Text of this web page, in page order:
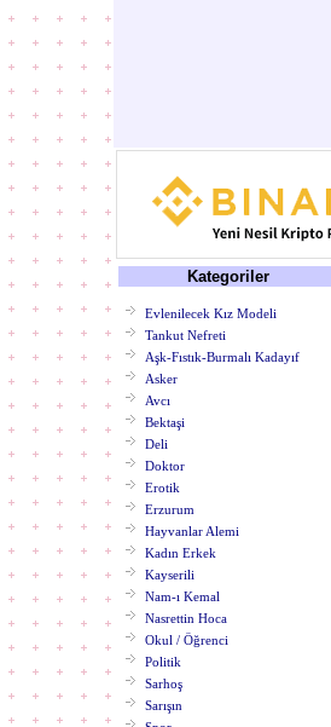
Kategoriler
Evlenilecek Kız Modeli
Tankut Nefreti
Aşk-Fıstık-Burmalı Kadayıf
Asker
Avcı
Bektaşi
Deli
Doktor
Erotik
Erzurum
Hayvanlar Alemi
Kadın Erkek
Kayserili
Nam-ı Kemal
Nasrettin Hoca
Okul / Öğrenci
Politik
Sarhoş
Sarışın